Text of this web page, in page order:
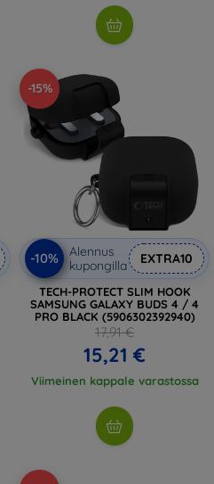
-15%
-10%
Alennus
kupongilla
EXTRA10
TECH-PROTECT SLIM HOOK
SAMSUNG GALAXY BUDS 4 / 4
PRO BLACK (5906302392940)
17,91 €
15,21 €
Viimeinen kappale varastossa